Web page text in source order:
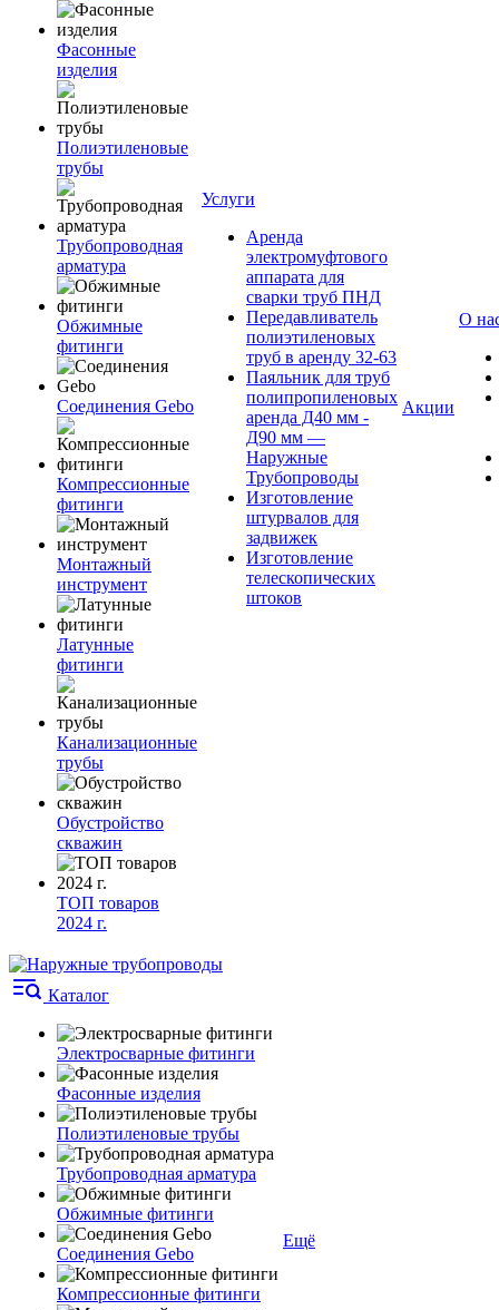
Фасонные
изделия
Полиэтиленовые
трубы
Трубопроводная
арматура
Обжимные
фитинги
Соединения Gebo
Компрессионные
фитинги
Монтажный
инструмент
Латунные
фитинги
Канализационные
трубы
Обустройство
скважин
ТОП товаров
2024 г.
Услуги
Аренда
электромуфтового
аппарата для
сварки труб ПНД
Передавливатель
полиэтиленовых
труб в аренду 32-63
Паяльник для труб
полипропиленовых
аренда Д40 мм -
Д90 мм —
Наружные
Трубопроводы
Изготовление
штурвалов для
задвижек
Изготовление
телескопических
штоков
Акции
О
Каталог
Электросварные фитинги
Фасонные изделия
Полиэтиленовые трубы
Трубопроводная арматура
Обжимные фитинги
Соединения Gebo
Компрессионные фитинги
Ещё